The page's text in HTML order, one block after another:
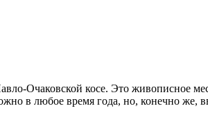
Очаковской косе. Это
в любое время года, но, конечно